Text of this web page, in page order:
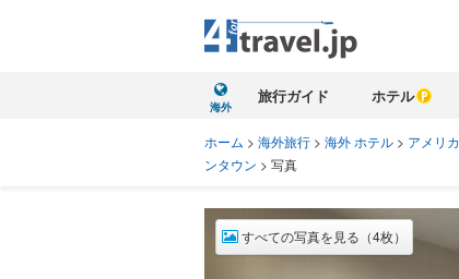
海外
旅行ガイド ホテル
ホーム > 海外旅行 > 海外 ホテル > アメリカ
ンタウン > 写真
すべての写真を見る（4枚）